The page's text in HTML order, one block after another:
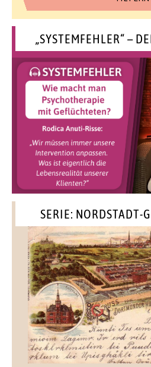
„SYSTEMFEHLER“ –
SERIE: NORDSTADT-